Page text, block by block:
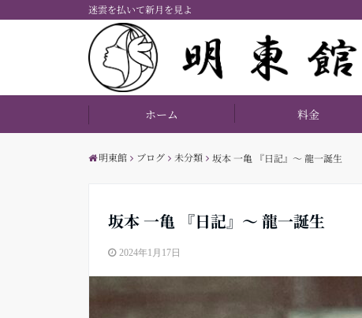
迷雲を払いて新月を見よ
ホーム 料金
明東館 ブログ 未分類 坂本 一亀 『日記』〜 龍一誕生
坂本 一亀 『日記』〜 龍一誕生
2024年1月17日